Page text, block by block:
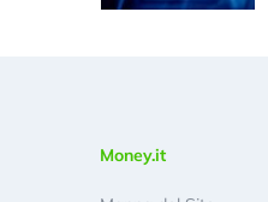
Money.it